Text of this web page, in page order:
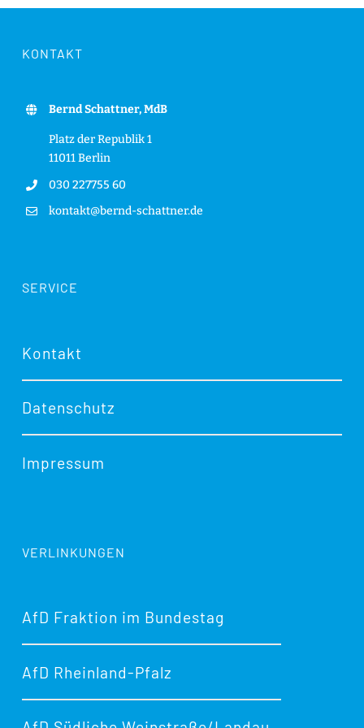
KONTAKT
Bernd Schattner, MdB
Platz der Republik 1
11011 Berlin
030 227755 60
kontakt@bernd-schattner.de
SERVICE
Kontakt
Datenschutz
Impressum
VERLINKUNGEN
AfD Fraktion im Bundestag
AfD Rheinland-Pfalz